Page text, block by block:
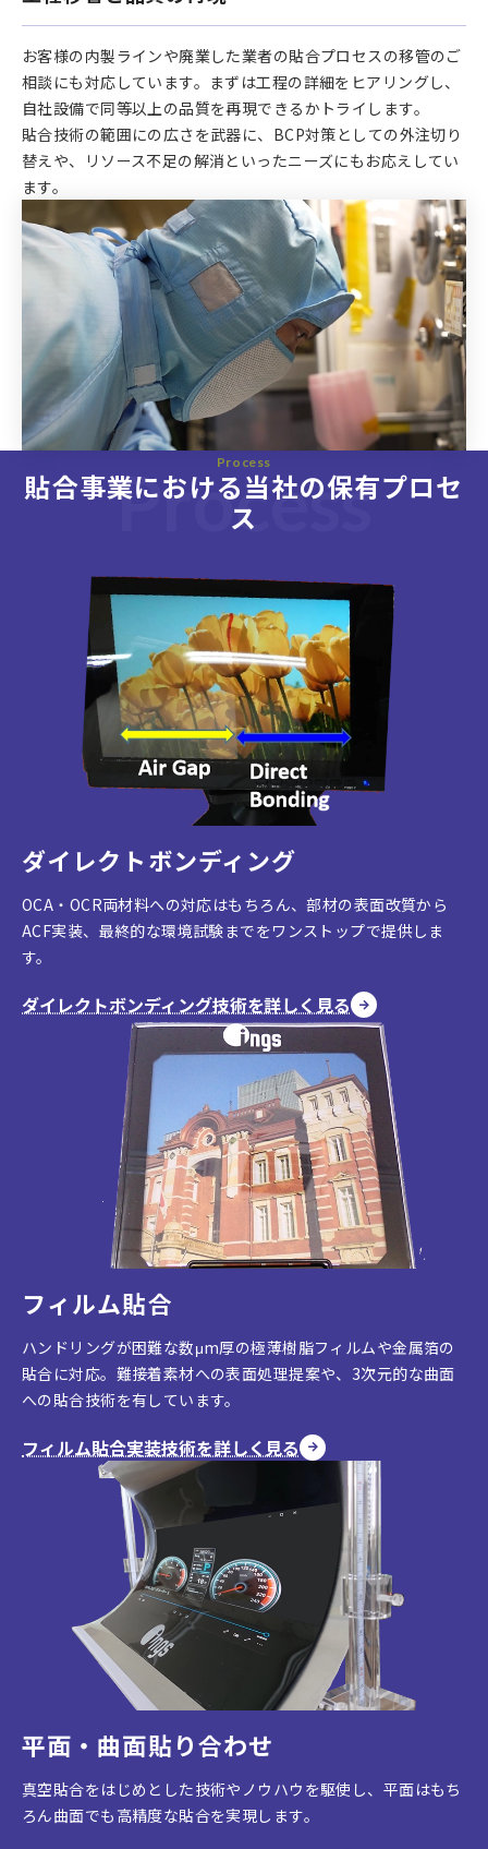
お客様の内製ラインや廃業した業者の貼合プロセスの移管のご
相談にも対応しています。まずは工程の詳細をヒアリングし、
自社設備で同等以上の品質を再現できるかトライします。
貼合技術の範囲にの広さを武器に、BCP対策としての外注切り
替えや、リソース不足の解消といったニーズにもお応えしてい
ます。
Process
Process
貼合事業における当社の保有プロセ
ス
ダイレクトボンディング
OCA・OCR両材料への対応はもちろん、部材の表面改質から
ACF実装、最終的な環境試験までをワンストップで提供しま
す。
ダイレクトボンディング技術を詳しく見る
フィルム貼合
ハンドリングが困難な数μm厚の極薄樹脂フィルムや金属箔の
貼合に対応。難接着素材への表面処理提案や、3次元的な曲面
への貼合技術を有しています。
フィルム貼合実装技術を詳しく見る
平面・曲面貼り合わせ
真空貼合をはじめとした技術やノウハウを駆使し、平面はもち
ろん曲面でも高精度な貼合を実現します。